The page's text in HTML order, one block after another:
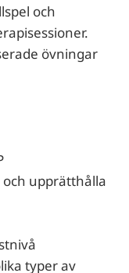
och
övningar
upprätthålla
typer av